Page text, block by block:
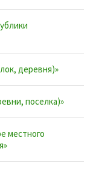
в
деревня)»
поселка)»
местного